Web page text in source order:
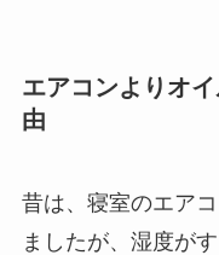
エアコンよりオ
由
昔は、寝室のエア
ましたが、湿度が